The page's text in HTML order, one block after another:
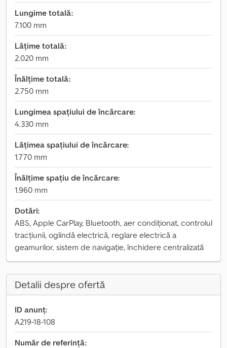
Lungime totală:
7.100 mm
Lățime totală:
2.020 mm
Înălțime totală:
2.750 mm
Lungimea spațiului de încărcare:
4.330 mm
Lățimea spațiului de încărcare:
1.770 mm
Înălțime spațiu de încărcare:
1.960 mm
Dotări:
ABS, Apple CarPlay, Bluetooth, aer condiționat, controlul
tracțiunii, oglindă electrică, reglare electrică a
geamurilor, sistem de navigație, închidere centralizată
Detalii despre ofertă
ID anunț:
A219-18-108
Număr de referință: